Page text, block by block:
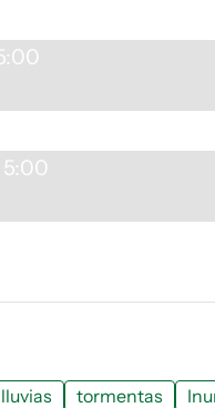
lluvias tormentas